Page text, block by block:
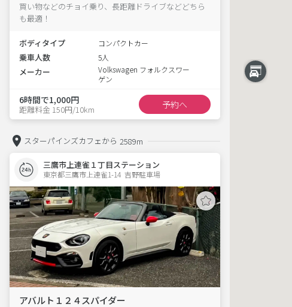
買い物などのチョイ乗り、長距離ドライブなどどちら
も最適！
ボディタイプ コンパクトカー
乗車人数 5人
メーカー
Volkswagen フォルクスワー
ゲン
6時間で1,000円
距離料金 150円/10km 予約へ
スターパインズカフェから 2589m
三鷹市上連雀１丁目ステーション
東京都三鷹市上連雀1-14  吉野駐車場
アバルト１２４スパイダー